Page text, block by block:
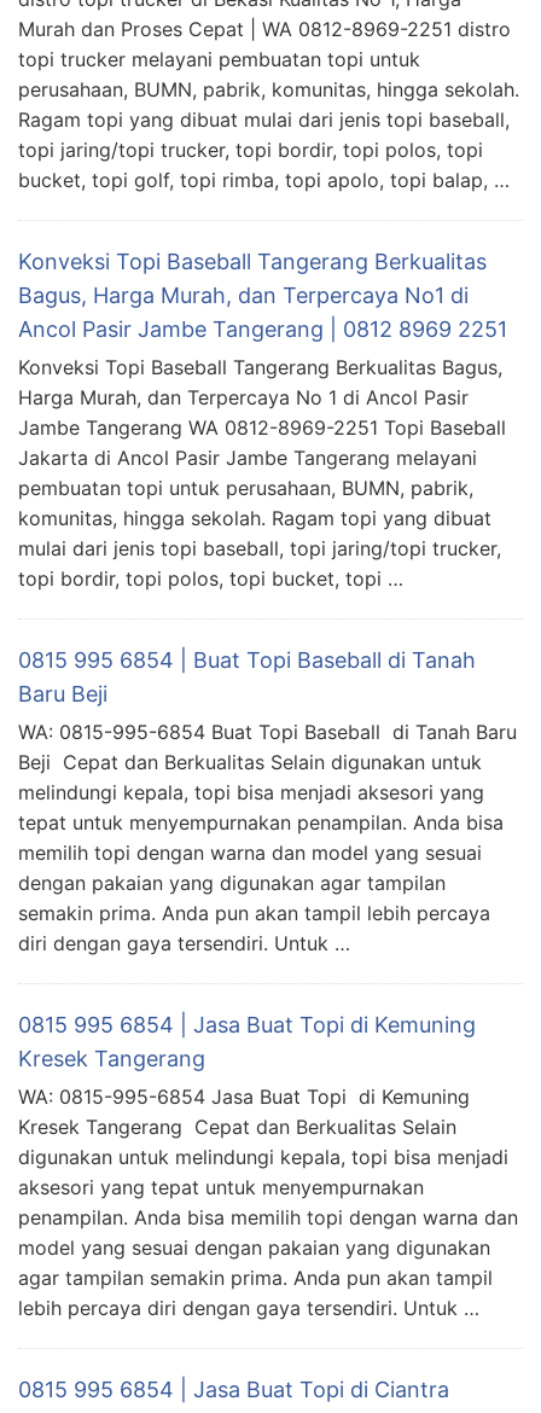
Murah dan Proses Cepat | WA 0812-8969-2251 distro
topi trucker melayani pembuatan topi untuk
perusahaan, BUMN, pabrik, komunitas, hingga sekolah.
Ragam topi yang dibuat mulai dari jenis topi baseball,
topi jaring/topi trucker, topi bordir, topi polos, topi
bucket, topi golf, topi rimba, topi apolo, topi balap, …
Konveksi Topi Baseball Tangerang Berkualitas
Bagus, Harga Murah, dan Terpercaya No1 di
Ancol Pasir Jambe Tangerang | 0812 8969 2251
Konveksi Topi Baseball Tangerang Berkualitas Bagus,
Harga Murah, dan Terpercaya No 1 di Ancol Pasir
Jambe Tangerang WA 0812-8969-2251 Topi Baseball
Jakarta di Ancol Pasir Jambe Tangerang melayani
pembuatan topi untuk perusahaan, BUMN, pabrik,
komunitas, hingga sekolah. Ragam topi yang dibuat
mulai dari jenis topi baseball, topi jaring/topi trucker,
topi bordir, topi polos, topi bucket, topi …
0815 995 6854 | Buat Topi Baseball di Tanah
Baru Beji
WA: 0815-995-6854 Buat Topi Baseball di Tanah Baru
Beji Cepat dan Berkualitas Selain digunakan untuk
melindungi kepala, topi bisa menjadi aksesori yang
tepat untuk menyempurnakan penampilan. Anda bisa
memilih topi dengan warna dan model yang sesuai
dengan pakaian yang digunakan agar tampilan
semakin prima. Anda pun akan tampil lebih percaya
diri dengan gaya tersendiri. Untuk …
0815 995 6854 | Jasa Buat Topi di Kemuning
Kresek Tangerang
WA: 0815-995-6854 Jasa Buat Topi di Kemuning
Kresek Tangerang Cepat dan Berkualitas Selain
digunakan untuk melindungi kepala, topi bisa menjadi
aksesori yang tepat untuk menyempurnakan
penampilan. Anda bisa memilih topi dengan warna dan
model yang sesuai dengan pakaian yang digunakan
agar tampilan semakin prima. Anda pun akan tampil
lebih percaya diri dengan gaya tersendiri. Untuk …
0815 995 6854 | Jasa Buat Topi di Ciantra